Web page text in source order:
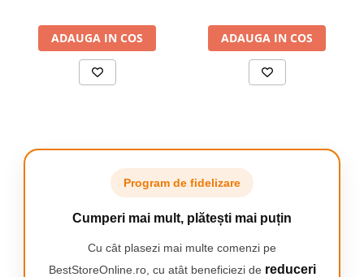
ADAUGA IN COS
PC, Negru
ADAUGA IN COS
Program de fidelizare
Cumperi mai mult, plătești mai puțin
Cu cât plasezi mai multe comenzi pe
BestStoreOnline.ro, cu atât beneficiezi de reduceri